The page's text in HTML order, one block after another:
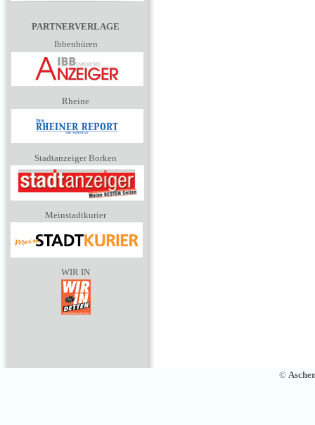
PARTNERVERLAGE
Ibbenbüren
Rheine
Stadtanzeiger Borken
Meinstadtkurier
WIR IN
©